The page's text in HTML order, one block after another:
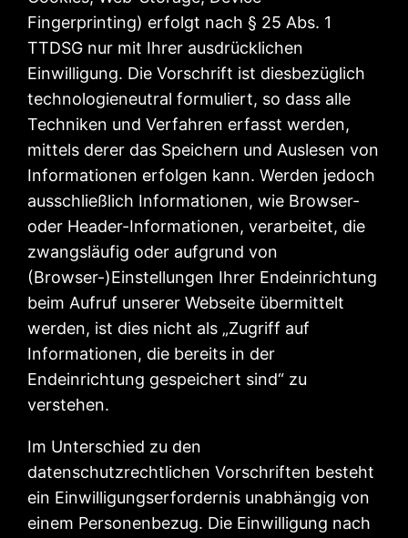
Fingerprinting) erfolgt nach § 25 Abs. 1
TTDSG nur mit Ihrer ausdrücklichen
Einwilligung. Die Vorschrift ist diesbezüglich
technologieneutral formuliert, so dass alle
Techniken und Verfahren erfasst werden,
mittels derer das Speichern und Auslesen von
Informationen erfolgen kann. Werden jedoch
ausschließlich Informationen, wie Browser-
oder Header-Informationen, verarbeitet, die
zwangsläufig oder aufgrund von
(Browser-)Einstellungen Ihrer Endeinrichtung
beim Aufruf unserer Webseite übermittelt
werden, ist dies nicht als „Zugriff auf
Informationen, die bereits in der
Endeinrichtung gespeichert sind“ zu
verstehen.
Im Unterschied zu den
datenschutzrechtlichen Vorschriften besteht
ein Einwilligungserfordernis unabhängig von
einem Personenbezug. Die Einwilligung nach